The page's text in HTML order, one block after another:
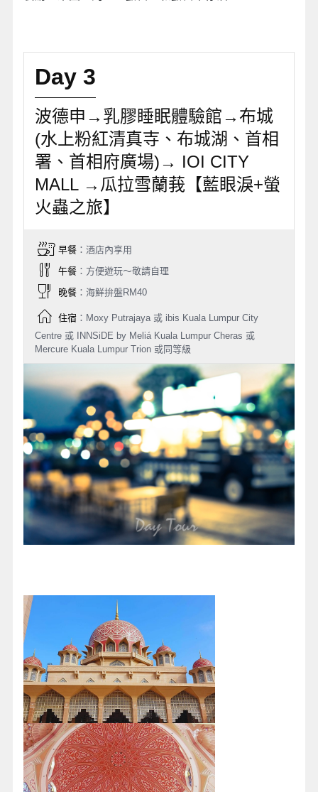
Day 3
波德申→乳膠睡眠體驗館→布城
(水上粉紅清真寺、布城湖、首相
署、首相府廣場)→ IOI CITY
MALL →瓜拉雪蘭莪【藍眼淚+螢
火蟲之旅】
早餐：酒店內享用
午餐：方便遊玩～敬請自理
晚餐：海鮮拚盤RM40
住宿：Moxy Putrajaya 或 ibis Kuala Lumpur City
Centre 或 INNSiDE by Meliá Kuala Lumpur Cheras 或
Mercure Kuala Lumpur Trion 或同等級